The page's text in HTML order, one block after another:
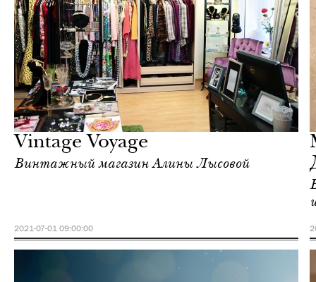
Vintage Voyage
Винтажный магазин Алины Лысовой
2021-07-01 09:00:00